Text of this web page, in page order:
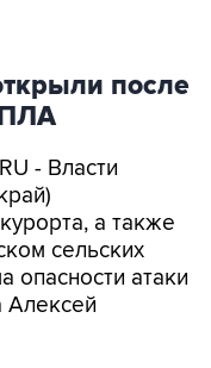
после
- Власти
а также
сельских
опасности атаки
Алексей